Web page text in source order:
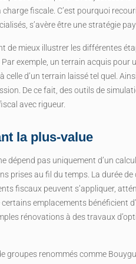
fiscale. C’est pourquoi
s’avère être une stratégie
de mieux illustrer les différentes
exemple, un terrain acquis pour
celle d’un terrain laissé tel quel.
De ce fait, des outils de
avec rigueur.
la plus-value
dépend pas uniquement d’un
prises au fil du temps. La durée
fiscaux peuvent s’appliquer,
emplacements bénéficient
rénovations à des travaux
groupes renommés comme